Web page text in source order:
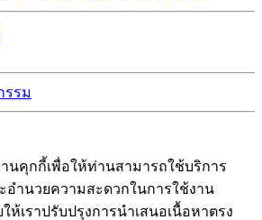
รรม
นคุกกี้เพื่อให้ท่านสามารถใช้บริการ
อำนวยความสะดวกในการใช้งาน
ห้เราปรับปรุงการนำเสนอเนื้อหาตรง